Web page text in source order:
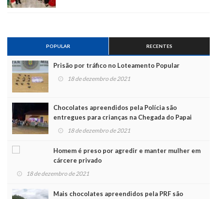
POPULAR RECENTES
Prisão por tráfico no Loteamento Popular
18 de dezembro de 2021
Chocolates apreendidos pela Polícia são
entregues para crianças na Chegada do Papai
Noel
18 de dezembro de 2021
Homem é preso por agredir e manter mulher em
cárcere privado
18 de dezembro de 2021
Mais chocolates apreendidos pela PRF são